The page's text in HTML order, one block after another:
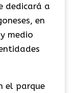
dedicará a
en
medio
el parque